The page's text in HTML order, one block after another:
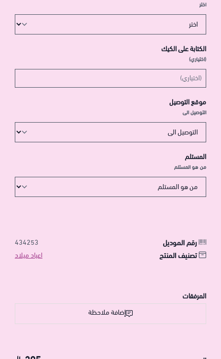
اختر
الكتابة على الكيك
(اختياري)
موقع التوصيل
التوصيل الى
المستلم
من هو المستلم
رقم الموديل 434253
تصنيف المنتج اعياد ميلاد
المرفقات
إضافة ملاحظة